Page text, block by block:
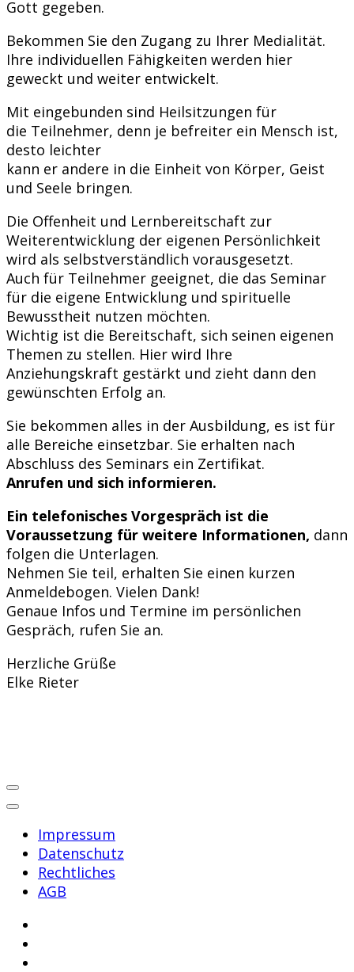
Gott gegeben.
Bekommen Sie den Zugang zu Ihrer Medialität.
Ihre individuellen Fähigkeiten werden hier
geweckt und weiter entwickelt.
Mit eingebunden sind Heilsitzungen für
die Teilnehmer, denn je befreiter ein Mensch ist,
desto leichter
kann er andere in die Einheit von Körper, Geist
und Seele bringen.
Die Offenheit und Lernbereitschaft zur
Weiterentwicklung der eigenen Persönlichkeit
wird als selbstverständlich vorausgesetzt.
Auch für Teilnehmer geeignet, die das Seminar
für die eigene Entwicklung und spirituelle
Bewusstheit nutzen möchten.
Wichtig ist die Bereitschaft, sich seinen eigenen
Themen zu stellen. Hier wird Ihre
Anziehungskraft gestärkt und zieht dann den
gewünschten Erfolg an.
Sie bekommen alles in der Ausbildung, es ist für
alle Bereiche einsetzbar. Sie erhalten nach
Abschluss des Seminars ein Zertifikat.
Anrufen und sich informieren.
Ein telefonisches Vorgespräch ist die
Voraussetzung für weitere Informationen, dann
folgen die Unterlagen.
Nehmen Sie teil, erhalten Sie einen kurzen
Anmeldebogen. Vielen Dank!
Genaue Infos und Termine im persönlichen
Gespräch, rufen Sie an.
Herzliche Grüße
Elke Rieter
Impressum
Datenschutz
Rechtliches
AGB